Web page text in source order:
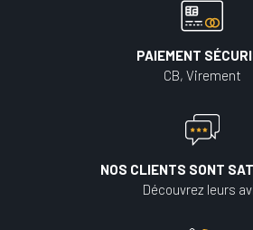
PAIEMENT
CB, Virement
NOS CLIENTS SONT
Découvrez leurs